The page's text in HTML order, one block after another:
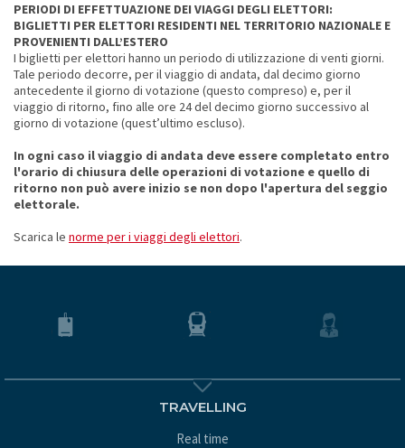
PERIODI DI EFFETTUAZIONE DEI VIAGGI DEGLI ELETTORI:
BIGLIETTI PER ELETTORI RESIDENTI NEL TERRITORIO NAZIONALE E
PROVENIENTI DALL’ESTERO
I biglietti per elettori hanno un periodo di utilizzazione di venti giorni.
Tale periodo decorre, per il viaggio di andata, dal decimo giorno
antecedente il giorno di votazione (questo compreso) e, per il
viaggio di ritorno, fino alle ore 24 del decimo giorno successivo al
giorno di votazione (quest’ultimo escluso).
In ogni caso il viaggio di andata deve essere completato entro
l'orario di chiusura delle operazioni di votazione e quello di
ritorno non può avere inizio se non dopo l'apertura del seggio
elettorale.
Scarica le norme per i viaggi degli elettori.
TRAVELLING
Real time